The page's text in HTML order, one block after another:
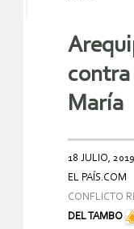
contra
María
18 JULIO, 2019
EL PAÍS.COM
CONFLICTO
DEL TAMBO